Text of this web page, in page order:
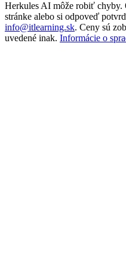
Herkules AI môže robiť chyby.
stránke alebo si odpoveď
info@itlearning.sk. Ceny sú
uvedené inak. Informácie o